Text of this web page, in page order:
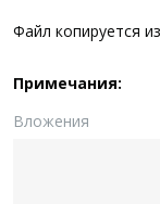
Файл копируется
Примечания:
Вложения